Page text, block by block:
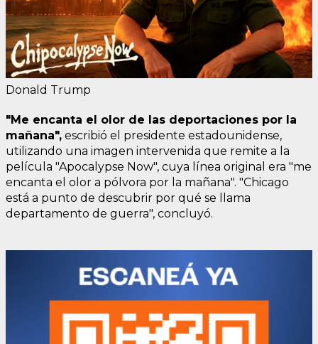
Donald Trump
"Me encanta el olor de las deportaciones por la
mañana", escribió el presidente estadounidense,
utilizando una imagen intervenida que remite a la
película "Apocalypse Now", cuya línea original era "me
encanta el olor a pólvora por la mañana". "Chicago
está a punto de descubrir por qué se llama
departamento de guerra", concluyó.